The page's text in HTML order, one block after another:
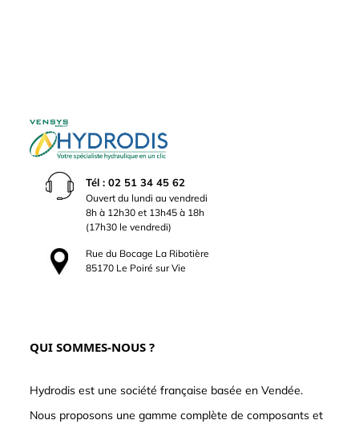
Tél : 02 51 34 45 62
Ouvert du lundi au vendredi
8h à 12h30 et 13h45 à 18h
(17h30 le vendredi)
Rue du Bocage La Ribotière
85170 Le Poiré sur Vie
QUI SOMMES-NOUS ?
Hydrodis est une société française basée en Vendée.
Nous proposons une gamme complète de composants et